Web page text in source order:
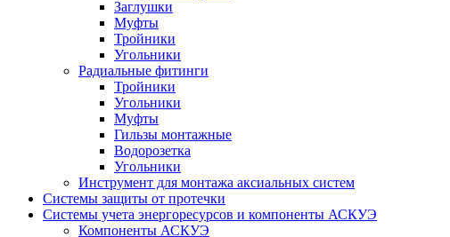
Заглушки
Муфты
Тройники
Угольники
Радиальные фитинги
Тройники
Угольники
Муфты
Гильзы монтажные
Водорозетка
Угольники
Инструмент для монтажа аксиальных систем
Системы защиты от протечки
Системы учета энергоресурсов и компоненты АСКУЭ
Компоненты АСКУЭ